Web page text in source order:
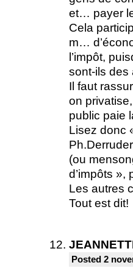
et… payer
Cela
m…
l’impôt,
sont-ils des
Il faut
on
public paie
Lisez donc
(ou
d’impôts »,
Les autres
Tout est dit!
Posted 2